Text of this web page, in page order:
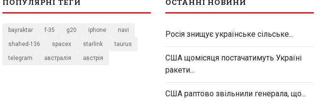
ПОПУЛЯРНІ ТЕГИ
bayraktar f-35 g20 iphone navi
shahed-136 spacex starlink taurus
telegram австралія австрія
ОСТАННІ НОВИНИ
Росія знищує українське сільське...
США щомісяця постачатимуть Україні
ракети...
США раптово звільнили генерала, що...